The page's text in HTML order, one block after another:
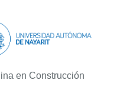
en Construcción